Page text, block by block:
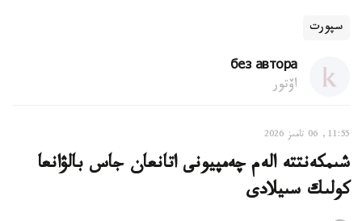
سپورت
без автора
اۆتور
11:55, 06 تامىز 2026
شىمكەنتتە الەم چەمپيونى اتانعان جاس بالۋانعا
كولىك سىيلادى